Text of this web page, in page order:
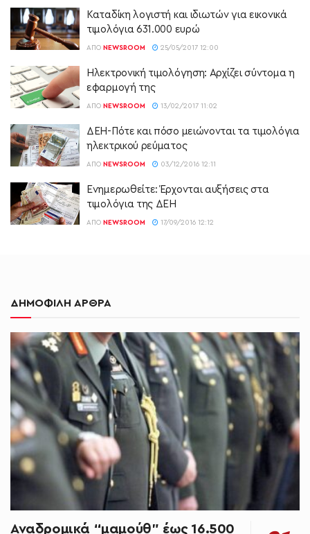
Καταδίκη λογιστή και ιδιωτών για εικονικά
τιμολόγια 631.000 ευρώ
ΑΠΌ NEWSROOM 25/05/2017 12:00
Ηλεκτρονική τιμολόγηση: Αρχίζει σύντομα η
εφαρμογή της
ΑΠΌ NEWSROOM 13/02/2017 11:02
ΔΕΗ-Πότε και πόσο μειώνονται τα τιμολόγια
ηλεκτρικού ρεύματος
ΑΠΌ NEWSROOM 03/12/2016 12:11
Ενημερωθείτε: Έρχονται αυξήσεις στα
τιμολόγια της ΔΕΗ
ΑΠΌ NEWSROOM 17/09/2016 12:12
ΔΗΜΟΦΙΛΗ ΑΡΘΡΑ
Αναδρομικά “μαμούθ” έως 16.500